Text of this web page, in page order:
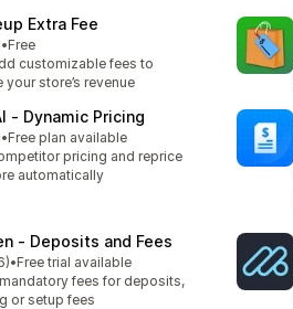
Extra Fee
•Free
customizable fees to
your store’s revenue
‑ Dynamic Pricing
•Free plan available
pricing and reprice
automatically
‑ Deposits and Fees
omtaler
•Free trial available
fees for deposits,
or setup fees